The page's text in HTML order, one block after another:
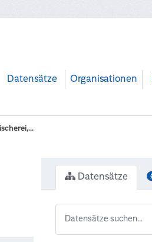
Datensätze Organisationen
Datensätze